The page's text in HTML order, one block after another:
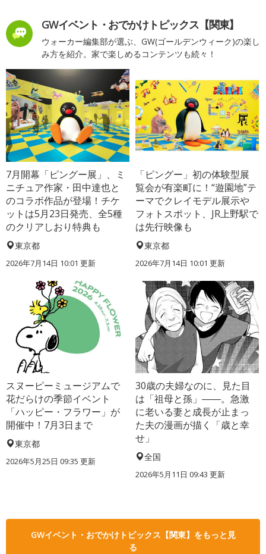
GWイベント・おでかけトピックス【関東】
ウォーカー編集部が選ぶ、GW(ゴールデンウィーク)の楽し
み方を紹介。家で楽しめるコンテンツも続々！
7月開幕「ピングー展」、ミ
ニチュア作家・田中達也と
のコラボ作品が登場！チケ
ットは5月23日発売、全5種
のクリアしおり特典も
東京都
2026年7月14日 10:01 更新
「ピングー」初の体験型展
覧会が有楽町に！“遊園地”テ
ーマでクレイモデル展示や
フォトスポット、JR上野駅で
は先行映像も
東京都
2026年7月14日 10:01 更新
スヌーピーミュージアムで
花だらけの季節イベント
「ハッピー・フラワー」が
開催中！7月3日まで
東京都
2026年5月25日 09:35 更新
30歳の夫婦なのに、見た目
は「祖母と孫」――。急激
に老いる妻と成長が止まっ
た夫の漫画が描く「歳と幸
せ」
全国
2026年5月11日 09:43 更新
GWイベント・おでかけトピックス【関東】をもっと見
る